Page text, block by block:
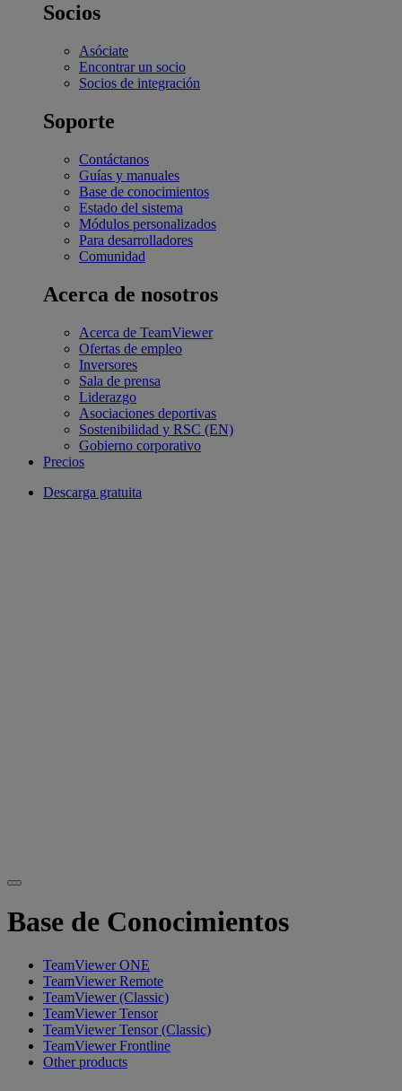
Socios
Asóciate
Encontrar un socio
Socios de integración
Soporte
Contáctanos
Guías y manuales
Base de conocimientos
Estado del sistema
Módulos personalizados
Para desarrolladores
Comunidad
Acerca de nosotros
Acerca de TeamViewer
Ofertas de empleo
Inversores
Sala de prensa
Liderazgo
Asociaciones deportivas
Sostenibilidad y RSC (EN)
Gobierno corporativo
Precios
Descarga gratuita
Base de Conocimientos
TeamViewer ONE
TeamViewer Remote
TeamViewer (Classic)
TeamViewer Tensor
TeamViewer Tensor (Classic)
TeamViewer Frontline
Other products